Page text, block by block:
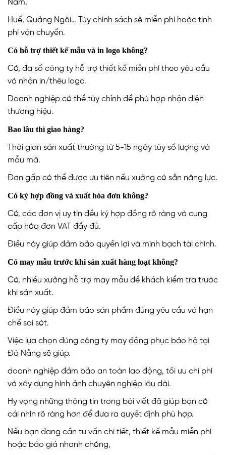
Nam,
Huế, Quảng Ngãi… Tùy chính sách sẽ miễn phí hoặc tính
phí vận chuyển.
Có hỗ trợ thiết kế mẫu và in logo không?
Có, đa số công ty hỗ trợ thiết kế miễn phí theo yêu cầu
và nhận in/thêu logo.
Doanh nghiệp có thể tùy chỉnh để phù hợp nhận diện
thương hiệu.
Bao lâu thì giao hàng?
Thời gian sản xuất thường từ 5-15 ngày tùy số lượng và
mẫu mã.
Đơn gấp có thể được ưu tiên nếu xưởng có sẵn năng lực.
Có ký hợp đồng và xuất hóa đơn không?
Có, các đơn vị uy tín đều ký hợp đồng rõ ràng và cung
cấp hóa đơn VAT đầy đủ.
Điều này giúp đảm bảo quyền lợi và minh bạch tài chính.
Có may mẫu trước khi sản xuất hàng loạt không?
Có, nhiều xưởng hỗ trợ may mẫu để khách kiểm tra trước
khi sản xuất.
Điều này giúp đảm bảo sản phẩm đúng yêu cầu và hạn
chế sai sót.
Việc lựa chọn đúng công ty may đồng phục bảo hộ tại
Đà Nẵng sẽ giúp.
doanh nghiệp đảm bảo an toàn lao động, tối ưu chi phí
và xây dựng hình ảnh chuyên nghiệp lâu dài.
Hy vọng những thông tin trong bài viết đã giúp bạn có
cái nhìn rõ ràng hơn để đưa ra quyết định phù hợp.
Nếu bạn đang cần tư vấn chi tiết, thiết kế mẫu miễn phí
hoặc báo giá nhanh chóng,